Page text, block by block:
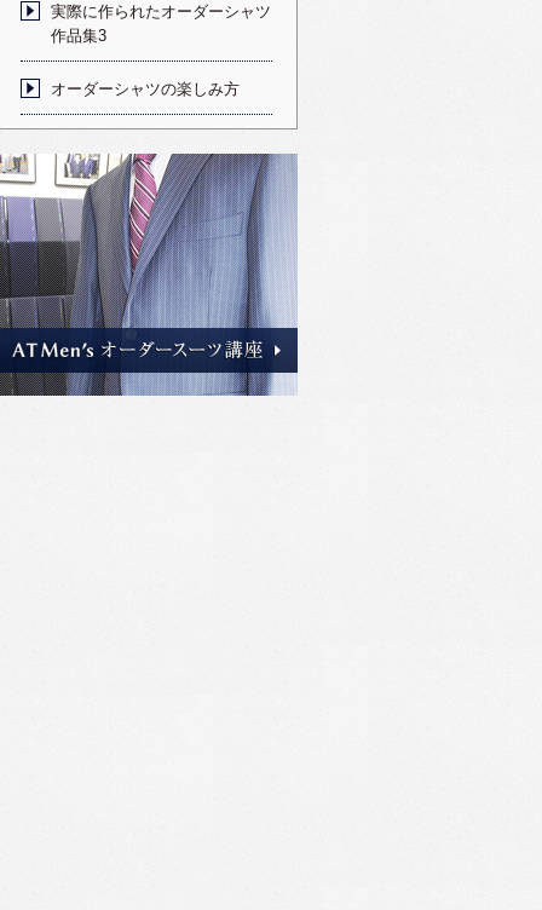
実際に作られたオーダーシャツ
作品集3
オーダーシャツの楽しみ方